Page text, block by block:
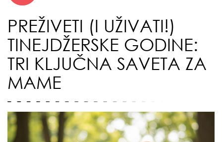
PREŽIVETI (I UŽIVATI!)
TINEJDŽERSKE GODINE:
TRI KLJUČNA SAVETA ZA
MAME